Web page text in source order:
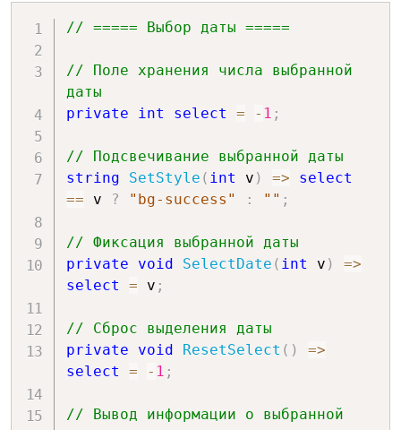
// ===== Выбор даты =====
// Поле хранения числа выбранной
даты
private
int select = - 1 ;
// Подсвечивание выбранной даты
string
SetStyle ( int v ) =>
select
== v ? "bg-success" : "" ;
// Фиксация выбранной даты
private
void SelectDate ( int v )
=>
select
= v ;
// Сброс выделения даты
private
void ResetSelect ( )
=>
select
= - 1 ;
// Вывод информации о выбранной